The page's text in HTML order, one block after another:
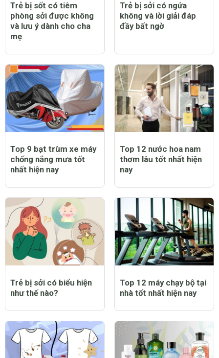
Trẻ bị sốt có tiêm
phòng sởi được không
và lưu ý dành cho cha
mẹ
Trẻ bị sởi có ngứa
không và lời giải đáp
đầy bất ngờ
Top 9 bạt trùm xe máy
chống nắng mưa tốt
nhất hiện nay
Top 12 nước hoa nam
thơm lâu tốt nhất hiện
nay
Trẻ bị sởi có biểu hiện
như thế nào?
Top 12 máy chạy bộ tại
nhà tốt nhất hiện nay